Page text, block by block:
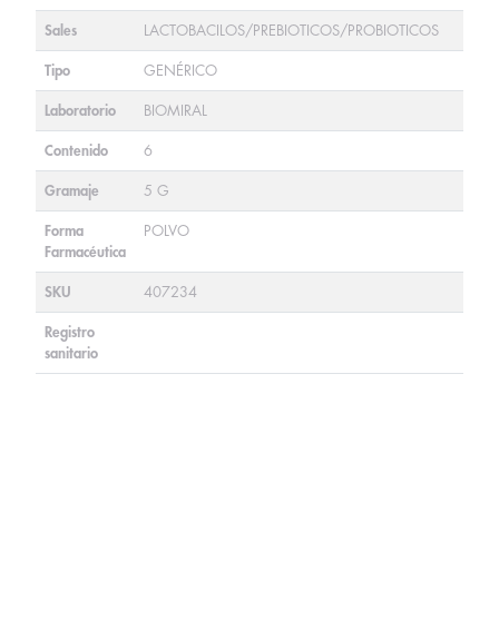
Sales LACTOBACILOS/PREBIOTICOS/PROBIOTICOS
Tipo GENÉRICO
Laboratorio BIOMIRAL
Contenido 6
Gramaje 5 G
Forma
Farmacéutica
POLVO
SKU 407234
Registro
sanitario